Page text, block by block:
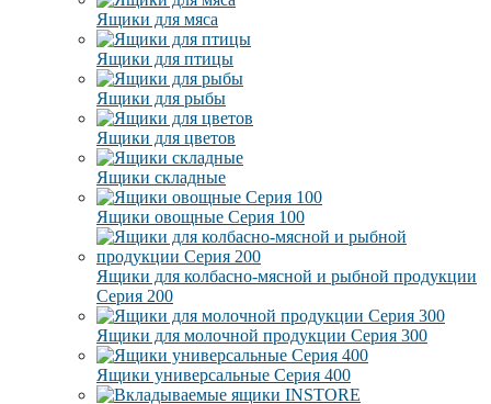
Ящики для мяса
Ящики для птицы
Ящики для рыбы
Ящики для цветов
Ящики складные
Ящики овощные Серия 100
Ящики для колбасно-мясной и рыбной продукции
Серия 200
Ящики для молочной продукции Серия 300
Ящики универсальные Серия 400